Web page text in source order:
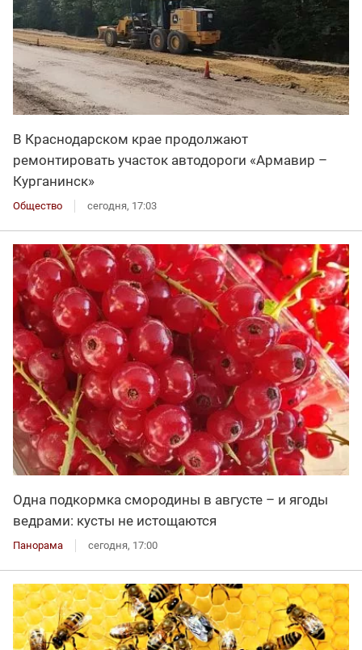
В Краснодарском крае продолжают
ремонтировать участок автодороги «Армавир –
Курганинск»
Общество сегодня, 17:03
Одна подкормка смородины в августе – и ягоды
ведрами: кусты не истощаются
Панорама сегодня, 17:00